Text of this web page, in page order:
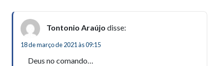
Tontonio Araújo disse:
18 de março de 2021 às 09:15
Deus no comando…